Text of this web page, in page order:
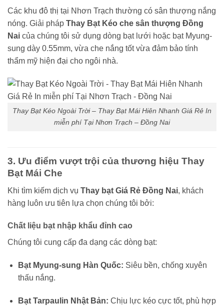
Các khu đô thị tại Nhơn Trạch thường có sân thượng nắng
nóng. Giải pháp Thay Bạt Kéo che sân thượng Đồng
Nai của chúng tôi sử dụng dòng bạt lưới hoặc bạt Myung-
sung dày 0.55mm, vừa che nắng tốt vừa đảm bảo tính
thẩm mỹ hiện đại cho ngôi nhà.
Thay Bạt Kéo Ngoài Trời – Thay Bạt Mái Hiên Nhanh Giá Rẻ In
miễn phí Tại Nhơn Trạch – Đồng Nai
3. Ưu điểm vượt trội của thương hiệu Thay
Bạt Mái Che
Khi tìm kiếm dịch vụ Thay bạt Giá Rẻ Đồng Nai, khách
hàng luôn ưu tiên lựa chọn chúng tôi bởi:
Chất liệu bạt nhập khẩu đỉnh cao
Chúng tôi cung cấp đa dạng các dòng bạt:
Bạt Myung-sung Hàn Quốc: Siêu bền, chống xuyên
thấu nắng.
Bạt Tarpaulin Nhật Bản: Chịu lực kéo cực tốt, phù hợp